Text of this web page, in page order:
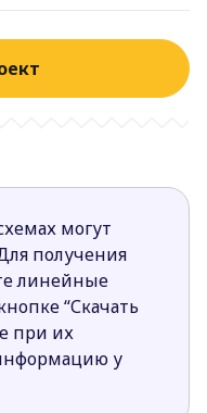
могут
получения
линейные
“Скачать
при их
у